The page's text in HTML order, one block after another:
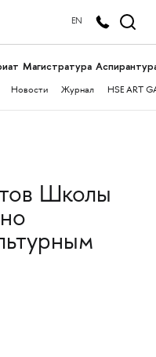
EN
Магистратура
Новости Журнал HSE ART
Школы